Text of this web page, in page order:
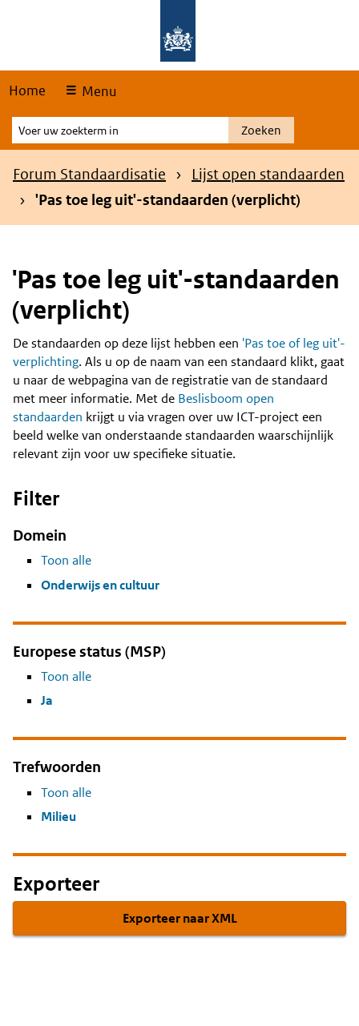
Home Menu
Voer
uw
zoekterm
Zoeken
Kruimelpad
Forum Standaardisatie
Lijst open standaarden
'Pas toe leg uit'-standaarden (verplicht)
'Pas toe leg uit'-standaarden
(verplicht)
Content
De standaarden op deze lijst hebben een 'Pas toe of leg uit'-
verplichting. Als u op de naam van een standaard klikt, gaat
u naar de webpagina van de registratie van de standaard
met meer informatie. Met de Beslisboom open
standaarden krijgt u via vragen over uw ICT-project een
beeld welke van onderstaande standaarden waarschijnlijk
relevant zijn voor uw specifieke situatie.
Filter
Domein
Toon alle
Onderwijs en cultuur
Europese status (MSP)
Toon alle
Ja
Trefwoorden
Toon alle
Milieu
Exporteer
Exporteer naar XML